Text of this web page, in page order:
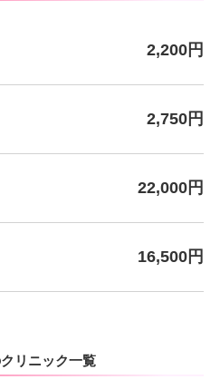
2,200円
2,750円
22,000円
16,500円
リニック一覧